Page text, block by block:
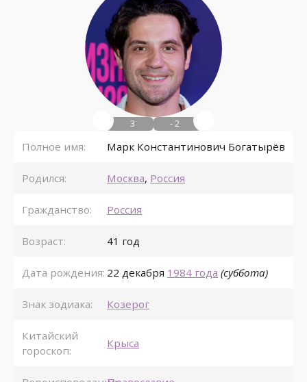
3 - 2
Полное имя: Марк Константинович Богатырёв
Родился: Москва, Россия
Гражданство: Россия
Возраст: 41 год
Дата рождения: 22 декабря 1984 года (суббота)
Знак зодиака: Козерог
Китайский
гороскоп:
Крыса